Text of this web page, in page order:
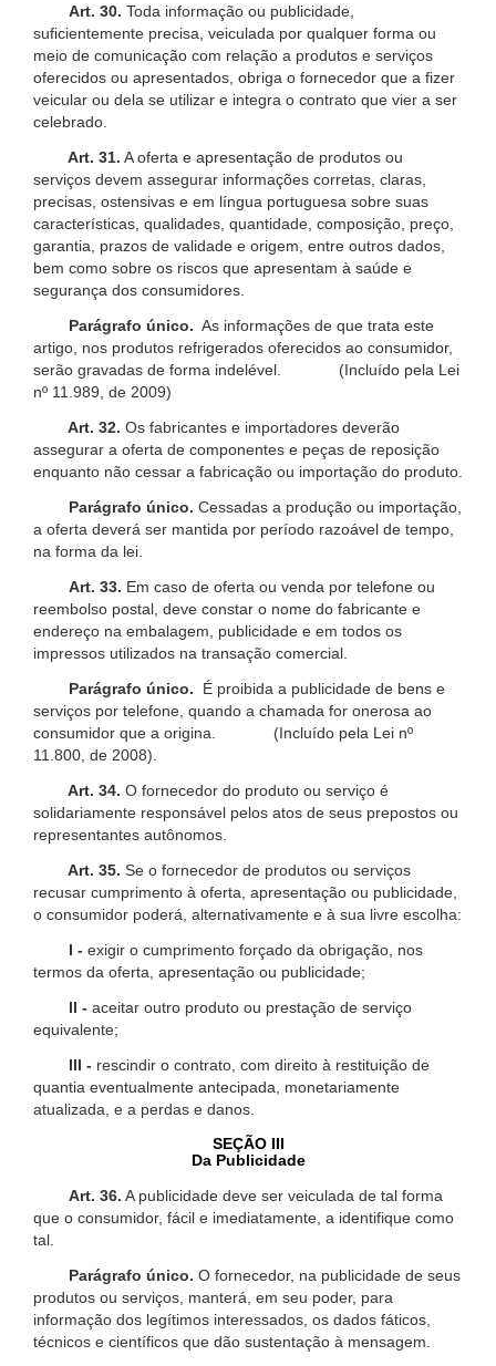
Art. 30. Toda informação ou publicidade,
suficientemente precisa, veiculada por qualquer forma ou
meio de comunicação com relação a produtos e serviços
oferecidos ou apresentados, obriga o fornecedor que a fizer
veicular ou dela se utilizar e integra o contrato que vier a ser
celebrado.
Art. 31. A oferta e apresentação de produtos ou
serviços devem assegurar informações corretas, claras,
precisas, ostensivas e em língua portuguesa sobre suas
características, qualidades, quantidade, composição, preço,
garantia, prazos de validade e origem, entre outros dados,
bem como sobre os riscos que apresentam à saúde e
segurança dos consumidores.
Parágrafo único. As informações de que trata este
artigo, nos produtos refrigerados oferecidos ao consumidor,
serão gravadas de forma indelével. (Incluído pela Lei
nº 11.989, de 2009)
Art. 32. Os fabricantes e importadores deverão
assegurar a oferta de componentes e peças de reposição
enquanto não cessar a fabricação ou importação do produto.
Parágrafo único. Cessadas a produção ou importação,
a oferta deverá ser mantida por período razoável de tempo,
na forma da lei.
Art. 33. Em caso de oferta ou venda por telefone ou
reembolso postal, deve constar o nome do fabricante e
endereço na embalagem, publicidade e em todos os
impressos utilizados na transação comercial.
Parágrafo único.
É proibida a publicidade de bens e
serviços por telefone, quando a chamada for onerosa ao
consumidor que a origina. (Incluído pela Lei nº
11.800, de 2008).
Art. 34. O fornecedor do produto ou serviço é
solidariamente responsável pelos atos de seus prepostos ou
representantes autônomos.
Art. 35. Se o fornecedor de produtos ou serviços
recusar cumprimento à oferta, apresentação ou publicidade,
o consumidor poderá, alternativamente e à sua livre escolha:
I - exigir o cumprimento forçado da obrigação, nos
termos da oferta, apresentação ou publicidade;
II - aceitar outro produto ou prestação de serviço
equivalente;
III - rescindir o contrato, com direito à restituição de
quantia eventualmente antecipada, monetariamente
atualizada, e a perdas e danos.
SEÇÃO III
Da Publicidade
Art. 36. A publicidade deve ser veiculada de tal forma
que o consumidor, fácil e imediatamente, a identifique como
tal.
Parágrafo único. O fornecedor, na publicidade de seus
produtos ou serviços, manterá, em seu poder, para
informação dos legítimos interessados, os dados fáticos,
técnicos e científicos que dão sustentação à mensagem.